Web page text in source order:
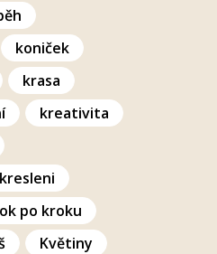
koniček
krasa
kreativita
po kroku
Květiny